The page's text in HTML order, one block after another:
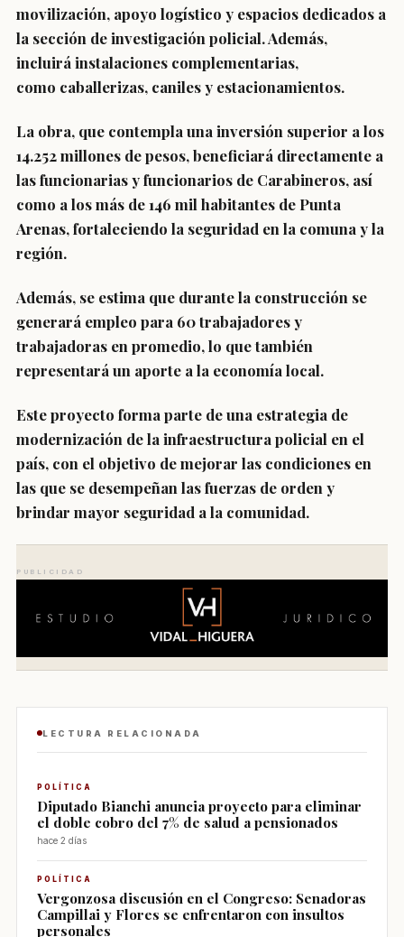
movilización, apoyo logístico y espacios dedicados a
la sección de investigación policial. Además,
incluirá instalaciones complementarias,
como caballerizas, caniles y estacionamientos.
La obra, que contempla una inversión superior a los
14.252 millones de pesos, beneficiará directamente a
las funcionarias y funcionarios de Carabineros, así
como a losmás de 146 mil habitantes de Punta
Arenas, fortaleciendo la seguridad en la comuna y la
región.
Además, se estima que durante la construcción se
generará empleo para 60 trabajadores y
trabajadoras en promedio, lo que también
representará un aporte a la economía local.
Este proyecto forma parte de una estrategia de
modernización de la infraestructura policial en el
país, con el objetivo de mejorar las condiciones en
las que se desempeñan las fuerzas de orden y
brindar mayor seguridad a la comunidad.
PUBLICIDAD
LECTURA RELACIONADA
POLÍTICA
Diputado Bianchi anuncia proyecto para eliminar
el doble cobro del 7% de salud a pensionados
hace 2 días
POLÍTICA
Vergonzosa discusión en el Congreso: Senadoras
Campillai y Flores se enfrentaron con insultos
personales